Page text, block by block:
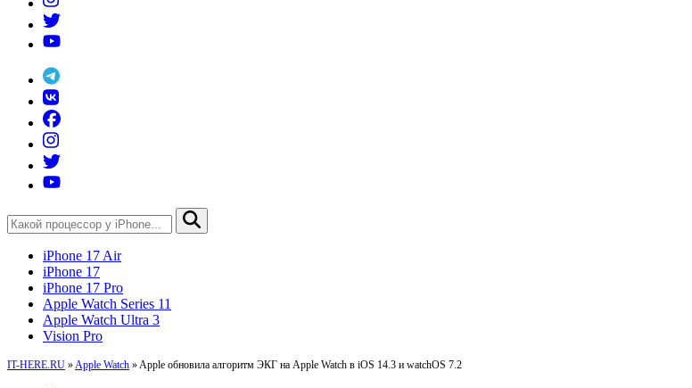
iPhone 17 Air
iPhone 17
iPhone 17 Pro
Apple Watch Series 11
Apple Watch Ultra 3
Vision Pro
IT-HERE.RU » Apple Watch » Apple обновила алгоритм ЭКГ на Apple Watch в iOS 14.3 и watchOS 7.2